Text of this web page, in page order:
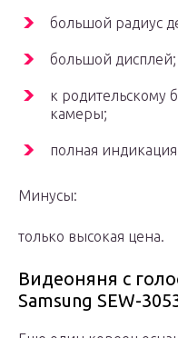
большой радиус
большой дисплей;
к родительскому
камеры;
полная
Минусы:
только высокая цена.
Видеоняня с
Samsung SEW-